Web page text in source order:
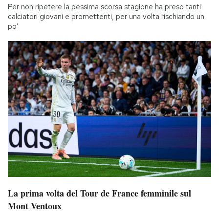
Per non ripetere la pessima scorsa stagione ha preso tanti
calciatori giovani e promettenti, per una volta rischiando un
po’
La prima volta del Tour de France femminile sul
Mont Ventoux